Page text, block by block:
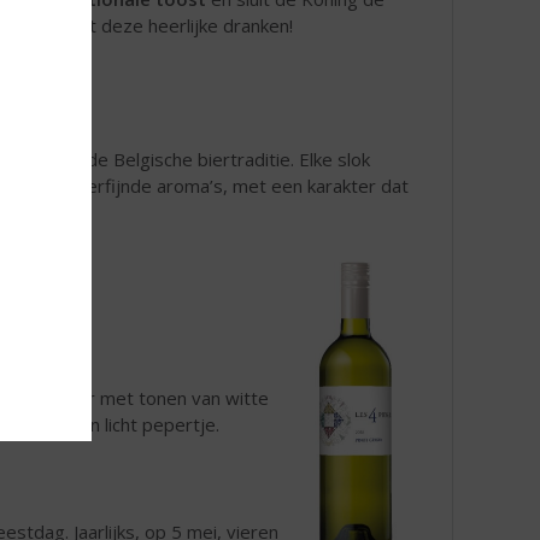
uit met deze heerlijke dranken!
van de Belgische biertraditie. Elke slok
en verfijnde aroma’s, met een karakter dat
geur met tonen van witte
met een licht pepertje.
Jaarlijks, op 5 mei, vieren